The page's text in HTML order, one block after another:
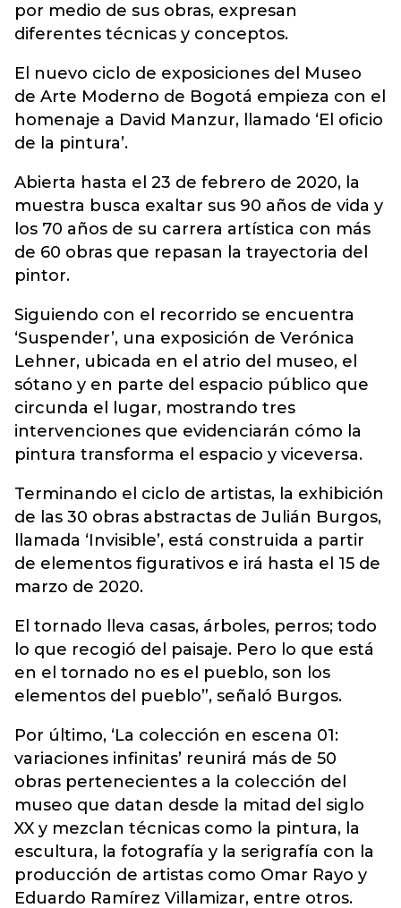
por medio de sus obras, expresan
diferentes técnicas y conceptos.
El nuevo ciclo de exposiciones del Museo
de Arte Moderno de Bogotá empieza con el
homenaje a David Manzur, llamado ‘El oficio
de la pintura’.
Abierta hasta el 23 de febrero de 2020, la
muestra busca exaltar sus 90 años de vida y
los 70 años de su carrera artística con más
de 60 obras que repasan la trayectoria del
pintor.
Siguiendo con el recorrido se encuentra
‘Suspender’, una exposición de Verónica
Lehner, ubicada en el atrio del museo, el
sótano y en parte del espacio público que
circunda el lugar, mostrando tres
intervenciones que evidenciarán cómo la
pintura transforma el espacio y viceversa.
Terminando el ciclo de artistas, la exhibición
de las 30 obras abstractas de Julián Burgos,
llamada ‘Invisible’, está construida a partir
de elementos figurativos e irá hasta el 15 de
marzo de 2020.
El tornado lleva casas, árboles, perros; todo
lo que recogió del paisaje. Pero lo que está
en el tornado no es el pueblo, son los
elementos del pueblo”, señaló Burgos.
Por último, ‘La colección en escena 01:
variaciones infinitas’ reunirá más de 50
obras pertenecientes a la colección del
museo que datan desde la mitad del siglo
XX y mezclan técnicas como la pintura, la
escultura, la fotografía y la serigrafía con la
producción de artistas como Omar Rayo y
Eduardo Ramírez Villamizar, entre otros.